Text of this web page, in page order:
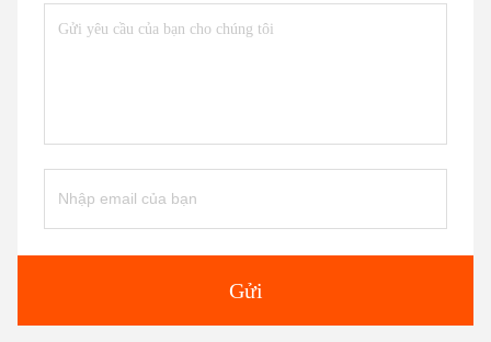
Gửi